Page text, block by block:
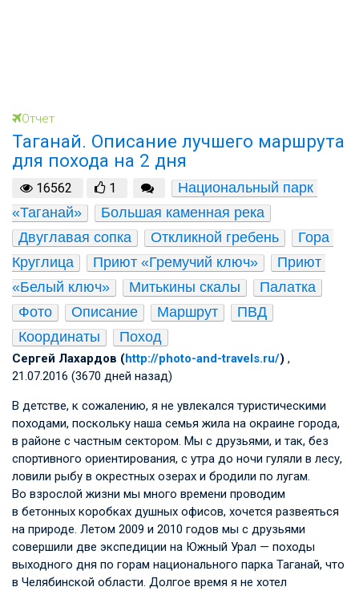
Отчет
Таганай. Описание лучшего маршрута
для похода на 2 дня
16562 1
Национальный парк
«Таганай»
Большая каменная река
Двуглавая сопка
Откликной гребень
Гора
Круглица
Приют «Гремучий ключ»
Приют
«Белый ключ»
Митькины скалы
Палатка
Фото
Описание Маршрут
ПВД
Координаты
Поход
Сергей Лахардов (http://photo-and-travels.ru/) ,
21.07.2016 (3670 дней назад)
В детстве, к сожалению, я не увлекался туристическими
походами, поскольку наша семья жила на окраине города,
в районе с частным сектором. Мы с друзьями, и так, без
спортивного ориентирования, с утра до ночи гуляли в лесу,
ловили рыбу в окрестных озерах и бродили по лугам.
Во взрослой жизни мы много времени проводим
в бетонных коробках душных офисов, хочется развеяться
на природе. Летом 2009 и 2010 годов мы с друзьями
совершили две экспедиции на Южный Урал — походы
выходного дня по горам национального парка Таганай, что
в Челябинской области. Долгое время я не хотел